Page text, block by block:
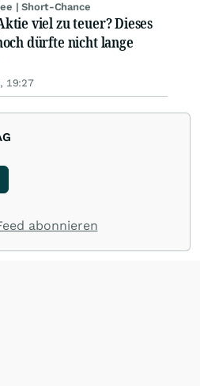
| Short-Chance
viel zu teuer? Dieses
dürfte nicht lange
19:27
abonnieren